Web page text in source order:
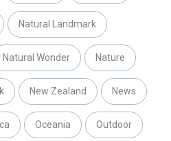
Natural Landmark
Natural Wonder Nature
New Zealand News
Oceania Outdoor